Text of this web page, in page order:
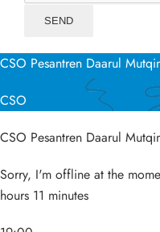
CSO Pesantren Daarul
CSO
CSO Pesantren Daarul
Sorry, I'm offline at the
hours 11 minutes